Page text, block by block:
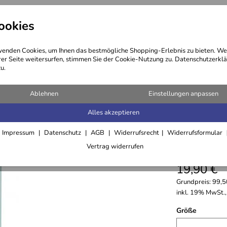
Cookies, um Ihnen das bestmögliche Shopping-Erlebnis zu bieten.
Seite weitersurfen, stimmen Sie der Cookie-Nutzung zu.
Ablehnen Einstellungen anpassen
Alles akzeptieren
Impressum Datenschutz AGB Widerrufsrecht
Widerrufsformular
Vertrag widerrufen
Kosmetik Öle Haare
19,90 €
Grundpreis:
inkl. 19%
Größe